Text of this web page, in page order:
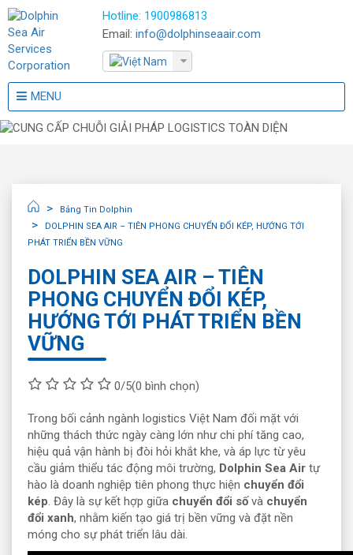
Hotline: 1900986813
Email: info@dolphinseaair.com
MENU
Bảng Tin Dolphin
DOLPHIN SEA AIR – TIÊN PHONG CHUYỂN ĐỔI KÉP, HƯỚNG TỚI
PHÁT TRIỂN BỀN VỮNG
DOLPHIN SEA AIR – TIÊN
PHONG CHUYỂN ĐỔI KÉP,
HƯỚNG TỚI PHÁT TRIỂN BỀN
VỮNG
0/5(0 bình chọn)
Trong bối cảnh ngành logistics Việt Nam đối mặt với
những thách thức ngày càng lớn như chi phí tăng cao,
hiệu quả vận hành bị đòi hỏi khắt khe, và áp lực từ yêu
cầu giảm thiểu tác động môi trường, Dolphin Sea Air tự
hào là doanh nghiệp tiên phong thực hiện chuyển đổi
kép . Đây là sự kết hợp giữa chuyển đổi sốvà chuyển
đổi xanh, nhằm kiến tạo giá trị bền vững và đặt nền
móng cho sự phát triển lâu dài.